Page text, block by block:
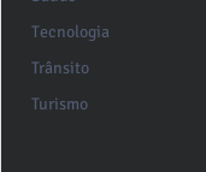
Tecnologia
Trânsito
Turismo